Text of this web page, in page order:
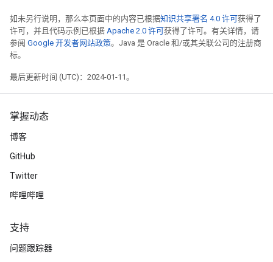
如未另行说明，那么本页面中的内容已根据知识共享署名 4.0 许可获得了
许可，并且代码示例已根据 Apache 2.0 许可获得了许可。有关详情，请
参阅 Google 开发者网站政策。Java 是 Oracle 和/或其关联公司的注册商
标。
最后更新时间 (UTC)：2024-01-11。
掌握动态
博客
GitHub
Twitter
哔哩哔哩
支持
问题跟踪器